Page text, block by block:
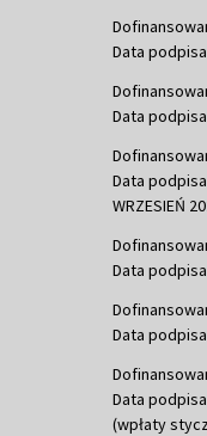
Data
Data
Data
WRZESIEŃ
Data
Data
Data
(wpłaty